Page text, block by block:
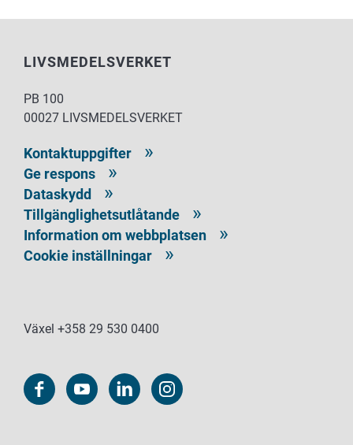
LIVSMEDELSVERKET
PB 100
00027 LIVSMEDELSVERKET
Kontaktuppgifter
Ge respons
Dataskydd
Tillgänglighetsutlåtande
Information om webbplatsen
Cookie inställningar
Växel +358 29 530 0400